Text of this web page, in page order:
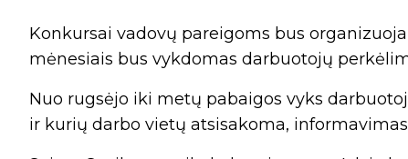
Konkursai vadovų pareigoms bus
mėnesiais bus vykdomas darbuotojų
Nuo rugsėjo iki metų pabaigos vyks
ir kurių darbo vietų atsisakoma,